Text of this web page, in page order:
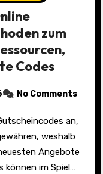
zum
Codes
No Comments
weshalb
Angebote
können im Spiel…